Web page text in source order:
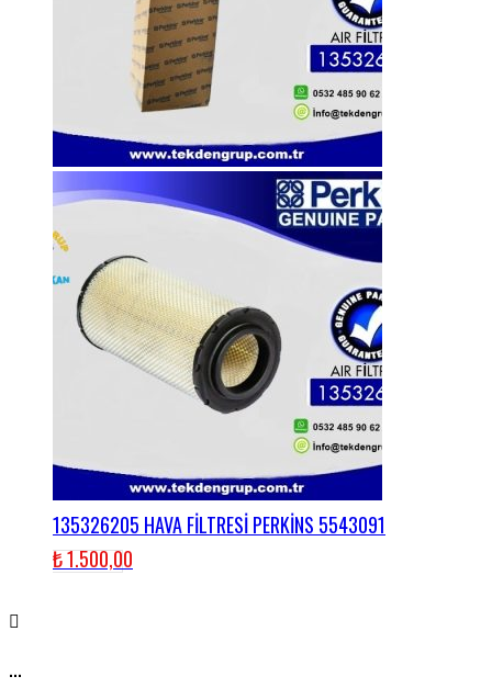
135326205 HAVA FİLTRESİ PERKİNS 5543091
₺1.500,00
...